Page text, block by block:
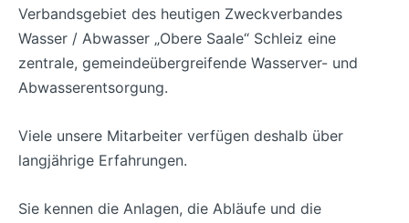
Verbandsgebiet des heutigen Zweckverbandes
Wasser / Abwasser „Obere Saale“ Schleiz eine
zentrale, gemeindeübergreifende Wasserver- und
Abwasserentsorgung.
Viele unsere Mitarbeiter verfügen deshalb über
langjährige Erfahrungen.
Sie kennen die Anlagen, die Abläufe und die